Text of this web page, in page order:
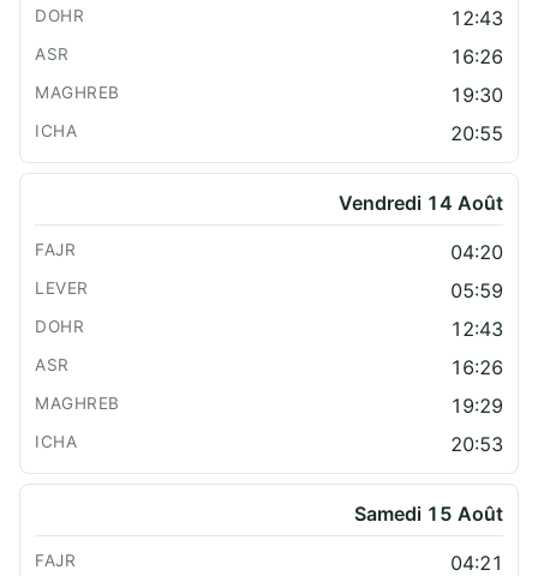
12:43
16:26
19:30
20:55
Vendredi 14 Août
04:20
05:59
12:43
16:26
19:29
20:53
Samedi 15 Août
04:21